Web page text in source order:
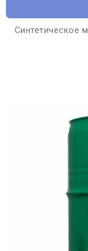
Синтетическое